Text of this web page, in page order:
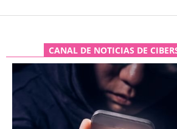
CANAL DE NOTICIAS DE